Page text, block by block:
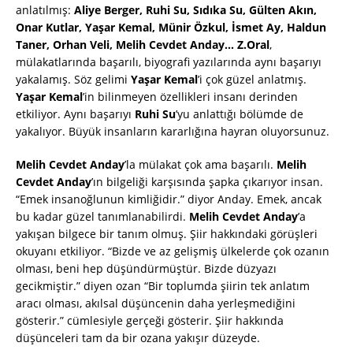
anlatılmış: Aliye Berger, Ruhi Su, Sıdıka Su, Gülten Akın,
Onar Kutlar, Yaşar Kemal, Münir Özkul, İsmet Ay, Haldun
Taner, Orhan Veli, Melih Cevdet Anday… Z.Oral,
mülakatlarında başarılı, biyografi yazılarında aynı başarıyı
yakalamış. Söz gelimi Yaşar Kemal’i çok güzel anlatmış.
Yaşar Kemal’in bilinmeyen özellikleri insanı derinden
etkiliyor. Aynı başarıyı Ruhi Su’yu anlattığı bölümde de
yakalıyor. Büyük insanların kararlığına hayran oluyorsunuz.
Melih Cevdet Anday’la mülakat çok ama başarılı. Melih
Cevdet Anday’ın bilgeliği karşısında şapka çıkarıyor insan.
“Emek insanoğlunun kimliğidir.” diyor Anday. Emek, ancak
bu kadar güzel tanımlanabilirdi. Melih Cevdet Anday’a
yakışan bilgece bir tanım olmuş. Şiir hakkındaki görüşleri
okuyanı etkiliyor. “Bizde ve az gelişmiş ülkelerde çok ozanın
olması, beni hep düşündürmüştür. Bizde düzyazı
gecikmiştir.” diyen ozan “Bir toplumda şiirin tek anlatım
aracı olması, akılsal düşüncenin daha yerleşmediğini
gösterir.” cümlesiyle gerçeği gösterir. Şiir hakkında
düşünceleri tam da bir ozana yakışır düzeyde.